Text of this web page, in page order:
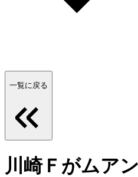
一覧に戻る
川崎Ｆがムア